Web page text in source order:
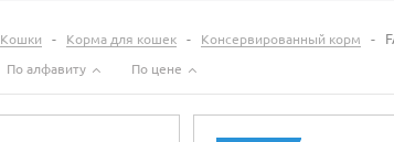
Кошки - Корма для кошек - Консервированный корм -
По алфавиту По цене